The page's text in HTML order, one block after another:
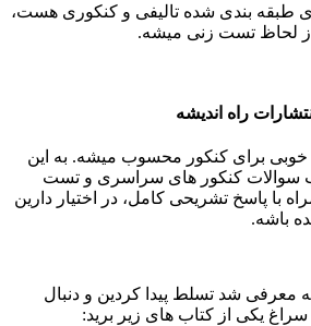
طبقه بندی شده تالیفی و کنکوری هست،
لحاظ تست زنی میشه.
راه اندیشه
خوبی برای کنکور محسوب میشه. به این
سوالات کنکور های سراسری و تست
با پاسخ تشریحی کامل، در اختیار دارین
باشه.
این 3 کتابی که معرفی شد تسلط پیدا کردین و دنبال
یکی از کتاب های زیر برید: